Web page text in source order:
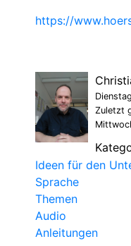
https://
Zuletzt
Ideen für den
Sprache
Themen
Audio
Anleitungen